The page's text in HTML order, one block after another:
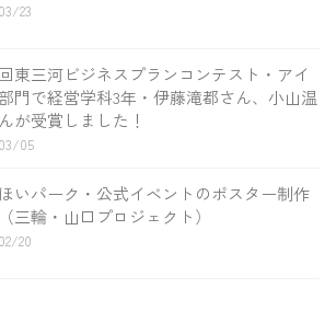
23
東三河ビジネスプランコンテスト・アイ
門で経営学科3年・伊藤滝都さん、小山温
が受賞しました！
05
いパーク・公式イベントのポスター制作
三輪・山口プロジェクト）
20